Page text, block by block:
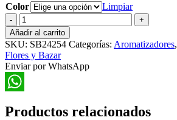
Color
Limpiar
Aromatizador
Florero
de
Vidrio
con
Peonias
y
Claveles
cantidad
Añadir al carrito
SKU: SB24254 Categorías: Aromatizadores,
Flores y Bazar
Enviar por WhatsApp
Productos relacionados